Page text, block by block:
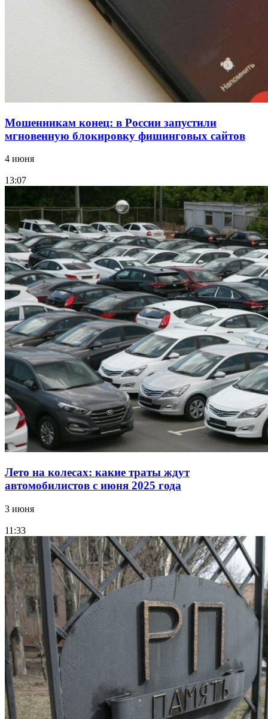
заключены контракты на 3,6 млн долларов
Мошенникам конец: в России запустили
мгновенную блокировку фишинговых сайтов
4 июня
13:07
Лето на колесах: какие траты ждут
автомобилистов с июня 2025 года
3 июня
11:33